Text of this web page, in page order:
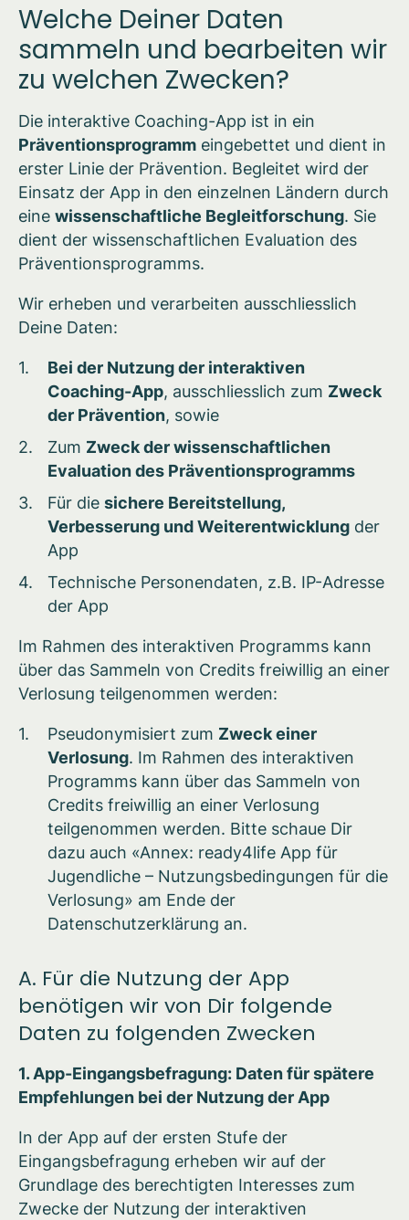
Welche Deiner Daten
sammeln und bearbeiten wir
zu welchen Zwecken?
Die interaktive Coaching-App ist in ein
Präventionsprogramm eingebettet und dient in
erster Linie der Prävention. Begleitet wird der
Einsatz der App in den einzelnen Ländern durch
eine wissenschaftliche Begleitforschung. Sie
dient der wissenschaftlichen Evaluation des
Präventionsprogramms.
Wir erheben und verarbeiten ausschliesslich
Deine Daten:
Bei der Nutzung der interaktiven
Coaching-App, ausschliesslich zum Zweck
der Prävention, sowie
Zum Zweck der wissenschaftlichen
Evaluation des Präventionsprogramms
Für die sichere Bereitstellung,
Verbesserung und Weiterentwicklung der
App
Technische Personendaten, z.B. IP-Adresse
der App
Im Rahmen des interaktiven Programms kann
über das Sammeln von Credits freiwillig an einer
Verlosung teilgenommen werden:
Pseudonymisiert zum Zweck einer
Verlosung. Im Rahmen des interaktiven
Programms kann über das Sammeln von
Credits freiwillig an einer Verlosung
teilgenommen werden. Bitte schaue Dir
dazu auch «Annex: ready4life App für
Jugendliche – Nutzungsbedingungen für die
Verlosung» am Ende der
Datenschutzerklärung an.
A. Für die Nutzung der App
benötigen wir von Dir folgende
Daten zu folgenden Zwecken
1. App-Eingangsbefragung: Daten für spätere
Empfehlungen bei der Nutzung der App
In der App auf der ersten Stufe der
Eingangsbefragung erheben wir auf der
Grundlage des berechtigten Interesses zum
Zwecke der Nutzung der interaktiven